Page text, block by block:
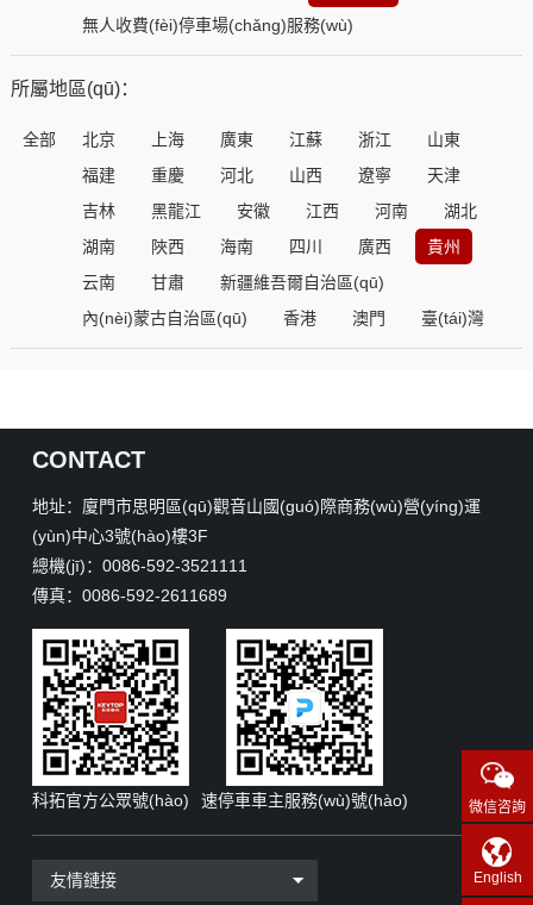
無人收費(fèi)停車場(chǎng)服務(wù)
所屬地區(qū)：
全部 北京 上海 廣東 江蘇 浙江
山東
福建
重慶 河北 山西 遼寧
天津
吉林
黑龍江 安徽 江西 河南
湖北
湖南
陜西 海南 四川 廣西
貴州
云南
甘肅
新疆維吾爾自治區(qū)
內(nèi)蒙古自治區(qū)
香港 澳門 臺(tái)灣
CONTACT
地址：廈門市思明區(qū)觀音山國(guó)際商務(wù)營(yíng)運
(yùn)中心3號(hào)樓3F
總機(jī)：0086-592-3521111
傳真：0086-592-2611689
科拓官方公眾號(hào) 速停車車主服務(wù)號(hào)
友情鏈接
微信咨詢
English